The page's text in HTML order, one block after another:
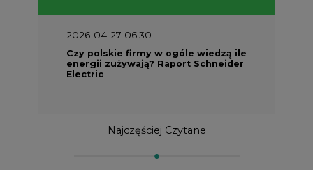
2026-04-27 06:30
Czy polskie firmy w ogóle wiedzą ile
energii zużywają? Raport Schneider
Electric
Najczęściej Czytane